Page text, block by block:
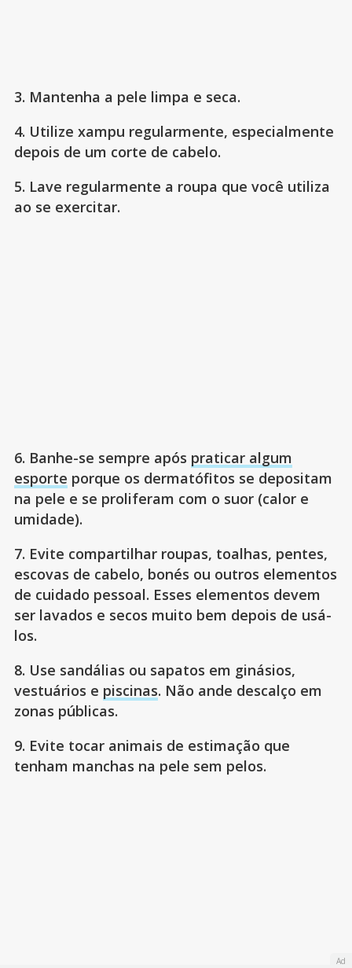
3. Mantenha a pele limpa e seca.
4. Utilize xampu regularmente, especialmente
depois de um corte de cabelo.
5. Lave regularmente a roupa que você utiliza
ao se exercitar.
6. Banhe-se sempre após praticar algum
esporte porque os dermatófitos se depositam
na pele e se proliferam com o suor (calor e
umidade).
7. Evite compartilhar roupas, toalhas, pentes,
escovas de cabelo, bonés ou outros elementos
de cuidado pessoal. Esses elementos devem
ser lavados e secos muito bem depois de usá-
los.
8. Use sandálias ou sapatos em ginásios,
vestuários e piscinas. Não ande descalço em
zonas públicas.
9. Evite tocar animais de estimação que
tenham manchas na pele sem pelos.
Ad